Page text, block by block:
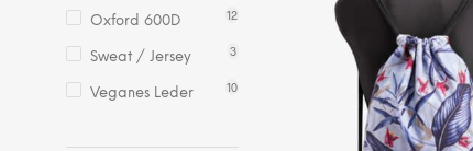
Oxford 600D 12
Sweat / Jersey 3
Veganes Leder 10